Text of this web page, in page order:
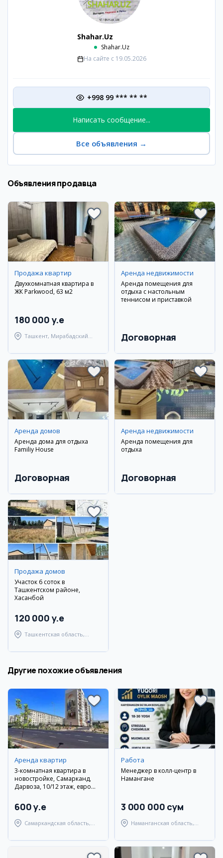
Shahar.Uz
Shahar.Uz
На сайте с 19.05.2026
+998 99 *** ** **
Написать сообщение...
Все объявления →
Объявления продавца
Продажа квартир
Двухкомнатная квартира в
ЖК Parkwood, 63 м2
180 000 y.e
Ташкент, Мирабадский
Аренда недвижимости
Аренда помещения для
отдыха с настольным
теннисом и приставкой
Договорная
Аренда домов
Аренда дома для отдыха
Familiy House
Договорная
Аренда недвижимости
Аренда помещения для
отдыха
Договорная
Продажа домов
Участок 6 соток в
Ташкентском районе,
Хасанбой
120 000 y.e
Ташкентская область,
Другие похожие объявления
Аренда квартир
3-комнатная квартира в
новостройке, Самарканд,
Дарвоза, 10/12 этаж, евро
600 y.e
Самаркандская область,
Работа
Менеджер в колл-центр в
Намангане
3 000 000 сум
Наманганская область,